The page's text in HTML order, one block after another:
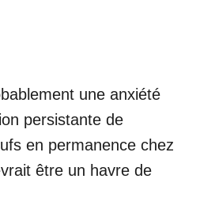
une anxiété
persistante de
en permanence chez
être un havre de